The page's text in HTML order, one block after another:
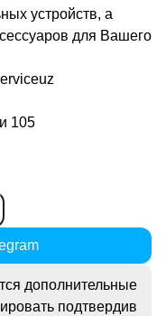
устройств, а
для Вашего
105
дополнительные
подтвердив